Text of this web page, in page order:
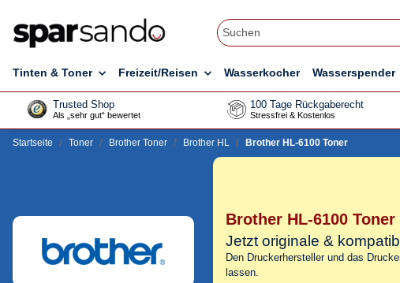
Tinten & Toner Freizeit/Reisen Wasserkocher Wasserspender
Trusted Shop
Als „sehr gut“ bewertet
100 Tage Rückgaberecht
Stressfrei & Kostenlos
Startseite Toner Brother Toner Brother HL Brother HL-6100 Toner
Brother HL-6100 Toner
Jetzt originale &
Den Druckerhersteller und das
lassen.